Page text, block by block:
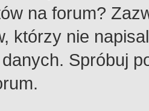
na forum?
którzy nie
Spróbuj